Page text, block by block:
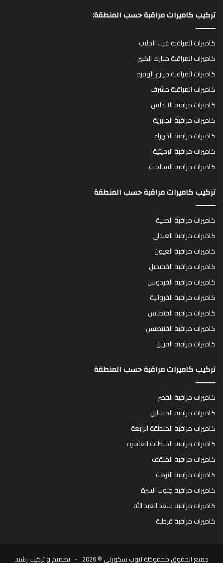
تركيب كاميرات مراقبة حسب المنطقة:
كاميرات المراقبة غرب الجليب
كاميرات المراقبة مبارك الكبير
كاميرات المراقبة مزارع الوفرة
كاميرات المراقبة مشرف
كاميرات مراقبة الاندلس
كاميرات مراقبة الجابرية
كاميرات مراقبة الجهراء
كاميرات مراقبة الرميثية
كاميرات مراقبة السالمية
تركيب كاميرات مراقبة حسب المنطقة
كاميرات مراقبة الصبية
كاميرات مراقبة العبدلي
كاميرات مراقبة العيون
كاميرات مراقبة الفحيحيل
كاميرات مراقبة الفردوس
كاميرات مراقبة الفروانية
كاميرات مراقبة الفنطاس
كاميرات مراقبة الفنيطيس
كاميرات مراقبة القرين
تركيب كاميرات مراقبة حسب المنطقة
كاميرات مراقبة القصر
كاميرات مراقبة المسايل
كاميرات مراقبة المنطقة الرابعة
كاميرات مراقبة المنطقة العاشرة
كاميرات مراقبة المنقف
كاميرات مراقبة النزهة
كاميرات مراقبة جنوب السرة
كاميرات مراقبة سعد العبد الله
كاميرات مراقبة قرطبة
جميع الحقوق محفوظة لتوب سكورتي © 2026 - تصميم و تركيب رشيد